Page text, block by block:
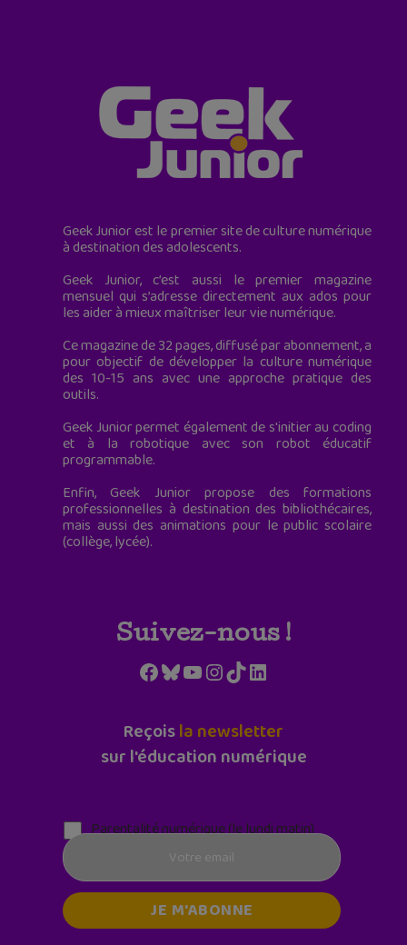
Geek Junior est le premier site de culture numérique
à destination des adolescents.
Geek Junior, c’est aussi le premier magazine
mensuel qui s’adresse directement aux ados pour
les aider à mieux maîtriser leur vie numérique.
Ce magazine de 32 pages, diffusé par abonnement, a
pour objectif de développer la culture numérique
des 10-15 ans avec une approche pratique des
outils.
Geek Junior permet également de s'initier au coding
et à la robotique avec son robot éducatif
programmable.
Enfin, Geek Junior propose des formations
professionnelles à destination des bibliothécaires,
mais aussi des animations pour le public scolaire
(collège, lycée).
Suivez-nous !
Facebook
Bluesky
YouTube
Instagram
TikTokLinkedIn
Reçoisla newsletter
sur l'éducation numérique
Parentalité numérique (le lundi matin)